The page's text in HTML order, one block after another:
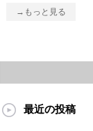
→もっと見る
最近の投稿